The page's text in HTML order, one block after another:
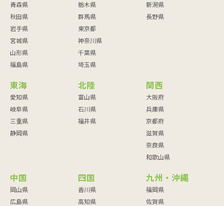
青森県
秋田県
岩手県
宮城県
山形県
福島県
栃木県
群馬県
東京都
神奈川県
千葉県
埼玉県
新潟県
長野県
東海
愛知県
岐阜県
三重県
静岡県
北陸
富山県
石川県
福井県
関西
大阪府
兵庫県
京都府
滋賀県
奈良県
和歌山県
中国
岡山県
広島県
四国
香川県
高知県
九州・沖縄
福岡県
佐賀県